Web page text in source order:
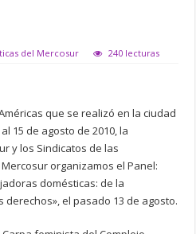
del Mercosur
240 lecturas
que se realizó en la ciudad
15 de agosto de 2010, la
y los Sindicatos de las
organizamos el Panel:
domésticas: de la
el pasado 13 de agosto.